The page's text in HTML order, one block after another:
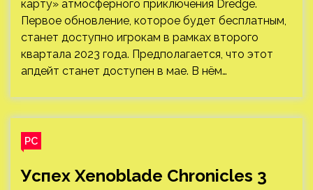
карту» атмосферного приключения Dredge.
Первое обновление, которое будет бесплатным,
станет доступно игрокам в рамках второго
квартала 2023 года. Предполагается, что этот
апдейт станет доступен в мае. В нём…
PC
Успех Xenoblade Chronicles 3